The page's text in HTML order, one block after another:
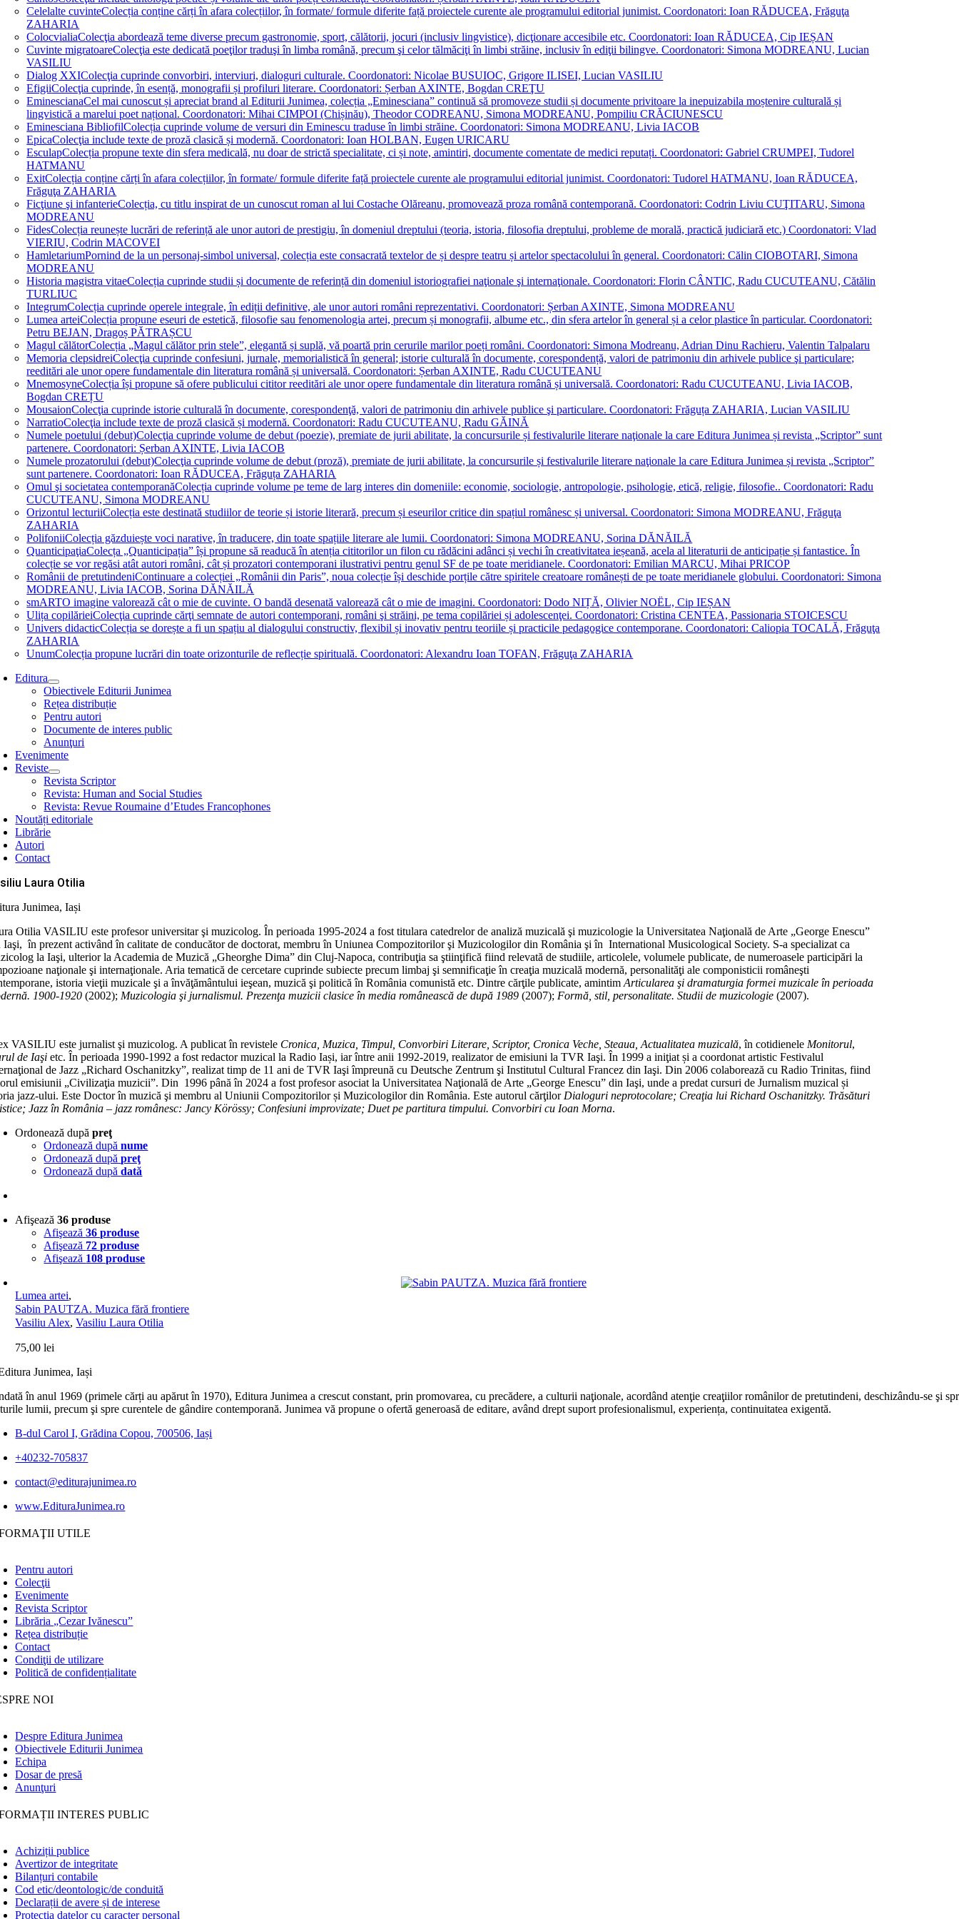
Celelalte cuvinteColecția conține cărți în afara colecțiilor, în formate/ formule diferite față proiectele curente ale programului editorial junimist. Coordonatori: Ioan RĂDUCEA, Frăguţa
ZAHARIA
ColocvialiaColecţia abordează teme diverse precum gastronomie, sport, călătorii, jocuri (inclusiv lingvistice), dicţionare accesibile etc. Coordonatori: Ioan RĂDUCEA, Cip IEȘAN
Cuvinte migratoareColecţia este dedicată poeţilor traduşi în limba română, precum şi celor tălmăciţi în limbi străine, inclusiv în ediţii bilingve. Coordonatori: Simona MODREANU, Lucian
VASILIU
Dialog XXIColecţia cuprinde convorbiri, interviuri, dialoguri culturale. Coordonatori: Nicolae BUSUIOC, Grigore ILISEI, Lucian VASILIU
EfigiiColecţia cuprinde, în esență, monografii și profiluri literare. Coordonatori: Șerban AXINTE, Bogdan CREŢU
EminescianaCel mai cunoscut și apreciat brand al Editurii Junimea, colecția „Eminesciana” continuă să promoveze studii și documente privitoare la inepuizabila moștenire culturală și
lingvistică a marelui poet național. Coordonatori: Mihai CIMPOI (Chișinău), Theodor CODREANU, Simona MODREANU, Pompiliu CRĂCIUNESCU
Eminesciana BibliofilColecția cuprinde volume de versuri din Eminescu traduse în limbi străine. Coordonatori: Simona MODREANU, Livia IACOB
EpicaColecţia include texte de proză clasică și modernă. Coordonatori: Ioan HOLBAN, Eugen URICARU
EsculapColecția propune texte din sfera medicală, nu doar de strictă specialitate, ci și note, amintiri, documente comentate de medici reputați. Coordonatori: Gabriel CRUMPEI, Tudorel
HATMANU
ExitColecția conține cărți în afara colecțiilor, în formate/ formule diferite față proiectele curente ale programului editorial junimist. Coordonatori: Tudorel HATMANU, Ioan RĂDUCEA,
Frăguţa ZAHARIA
Ficţiune şi infanterieColecția, cu titlu inspirat de un cunoscut roman al lui Costache Olăreanu, promovează proza română contemporană. Coordonatori: Codrin Liviu CUŢITARU, Simona
MODREANU
FidesColecția reunește lucrări de referință ale unor autori de prestigiu, în domeniul dreptului (teoria, istoria, filosofia dreptului, probleme de morală, practică judiciară etc.) Coordonatori: Vlad
VIERIU, Codrin MACOVEI
HamletariumPornind de la un personaj-simbol universal, colecția este consacrată textelor de și despre teatru și artelor spectacolului în general. Coordonatori: Călin CIOBOTARI, Simona
MODREANU
Historia magistra vitaeColecția cuprinde studii și documente de referință din domeniul istoriografiei naţionale şi internaţionale. Coordonatori: Florin CÂNTIC, Radu CUCUTEANU, Cătălin
TURLIUC
IntegrumColecția cuprinde operele integrale, în ediții definitive, ale unor autori români reprezentativi. Coordonatori: Șerban AXINTE, Simona MODREANU
Lumea arteiColecția propune eseuri de estetică, filosofie sau fenomenologia artei, precum și monografii, albume etc., din sfera artelor în general și a celor plastice în particular. Coordonatori:
Petru BEJAN, Dragoș PĂTRAȘCU
Magul călătorColecția „Magul călător prin stele”, elegantă și suplă, vă poartă prin cerurile marilor poeți români. Coordonatori: Simona Modreanu, Adrian Dinu Rachieru, Valentin Talpalaru
Memoria clepsidreiColecţia cuprinde confesiuni, jurnale, memorialistică în general; istorie culturală în documente, corespondență, valori de patrimoniu din arhivele publice şi particulare;
reeditări ale unor opere fundamentale din literatura română și universală. Coordonatori: Șerban AXINTE, Radu CUCUTEANU
MnemosyneColecția își propune să ofere publicului cititor reeditări ale unor opere fundamentale din literatura română și universală. Coordonatori: Radu CUCUTEANU, Livia IACOB,
Bogdan CREȚU
MousaionColecţia cuprinde istorie culturală în documente, corespondenţă, valori de patrimoniu din arhivele publice şi particulare. Coordonatori: Frăguța ZAHARIA, Lucian VASILIU
NarratioColecţia include texte de proză clasică și modernă. Coordonatori: Radu CUCUTEANU, Radu GĂINĂ
Numele poetului (debut)Colecţia cuprinde volume de debut (poezie), premiate de jurii abilitate, la concursurile și festivalurile literare naţionale la care Editura Junimea și revista „Scriptor” sunt
partenere. Coordonatori: Șerban AXINTE, Livia IACOB
Numele prozatorului (debut)Colecţia cuprinde volume de debut (proză), premiate de jurii abilitate, la concursurile și festivalurile literare naţionale la care Editura Junimea și revista „Scriptor”
sunt partenere. Coordonatori: Ioan RĂDUCEA, Frăguța ZAHARIA
Omul şi societatea contemporanăColecția cuprinde volume pe teme de larg interes din domeniile: economie, sociologie, antropologie, psihologie, etică, religie, filosofie.. Coordonatori: Radu
CUCUTEANU, Simona MODREANU
Orizontul lecturiiColecția este destinată studiilor de teorie și istorie literară, precum și eseurilor critice din spațiul românesc și universal. Coordonatori: Simona MODREANU, Frăguţa
ZAHARIA
PolifoniiColecția găzduiește voci narative, în traducere, din toate spațiile literare ale lumii. Coordonatori: Simona MODREANU, Sorina DĂNĂILĂ
QuanticipaţiaColecța „Quanticipația” își propune să readucă în atenția cititorilor un filon cu rădăcini adânci și vechi în creativitatea ieșeană, acela al literaturii de anticipație și fantastice. În
colecție se vor regăsi atât autori români, cât și prozatori contemporani ilustrativi pentru genul SF de pe toate meridianele. Coordonatori: Emilian MARCU, Mihai PRICOP
Românii de pretutindeniContinuare a colecției „Românii din Paris”, noua colecție își deschide porțile către spiritele creatoare românești de pe toate meridianele globului. Coordonatori: Simona
MODREANU, Livia IACOB, Sorina DĂNĂILĂ
smARTO imagine valorează cât o mie de cuvinte. O bandă desenată valorează cât o mie de imagini. Coordonatori: Dodo NIȚĂ, Olivier NOËL, Cip IEȘAN
Ulița copilărieiColecţia cuprinde cărţi semnate de autori contemporani, români şi străini, pe tema copilăriei și adolescenţei. Coordonatori: Cristina CENTEA, Passionaria STOICESCU
Univers didacticColecția se dorește a fi un spațiu al dialogului constructiv, flexibil și inovativ pentru teoriile și practicile pedagogice contemporane. Coordonatori: Caliopia TOCALĂ, Frăguţa
ZAHARIA
UnumColecția propune lucrări din toate orizonturile de reflecție spirituală. Coordonatori: Alexandru Ioan TOFAN, Frăguţa ZAHARIA
Editura
Obiectivele Editurii Junimea
Rețea distribuție
Pentru autori
Documente de interes public
Anunţuri
Evenimente
Reviste
Revista Scriptor
Revista: Human and Social Studies
Revista: Revue Roumaine d’Etudes Francophones
Noutăți editoriale
Librărie
Autori
Contact
Laura Otilia
Junimea, Iași
Otilia VASILIU este profesor universitar şi muzicolog. În perioada 1995-2024 a fost titulara catedrelor de analiză muzicală şi muzicologie la Universitatea Naţională de Arte „George Enescu”
Iaşi, în prezent activând în calitate de conducător de doctorat, membru în Uniunea Compozitorilor şi Muzicologilor din România şi în International Musicological Society. S-a specializat ca
la Iaşi, ulterior la Academia de Muzică „Gheorghe Dima” din Cluj-Napoca, contribuţia sa ştiinţifică fiind relevată de studiile, articolele, volumele publicate, de numeroasele participări la
naţionale şi internaţionale. Aria tematică de cercetare cuprinde subiecte precum limbaj şi semnificaţie în creaţia muzicală modernă, personalităţi ale componisticii româneşti
istoria vieţii muzicale şi a învăţământului ieşean, muzică şi politică în România comunistă etc. Dintre cărţile publicate, amintimArticularea şi dramaturgia formei muzicale în perioada
1900-1920 (2002); Muzicologia şi jurnalismul. Prezenţa muzicii clasice în media românească de după 1989 (2007); Formă, stil, personalitate. Studii de muzicologie(2007).
VASILIU este jurnalist şi muzicolog. A publicat în revistele Cronica, Muzica, Timpul, Convorbiri Literare, Scriptor, Cronica Veche, Steaua, Actualitatea muzicală, în cotidienele Monitorul,
de Iaşietc. În perioada 1990-1992 a fost redactor muzical la Radio Iași, iar între anii 1992-2019, realizator de emisiuni la TVR Iaşi. În 1999 a iniţiat și a coordonat artistic Festivalul
de Jazz „Richard Oschanitzky”, realizat timp de 11 ani de TVR Iaşi împreună cu Deutsche Zentrum şi Institutul Cultural Francez din Iaşi. Din 2006 colaborează cu Radio Trinitas, fiind
emisiunii „Civilizaţia muzicii”. Din 1996 până în 2024 a fost profesor asociat la Universitatea Naţională de Arte „George Enescu” din Iaşi, unde a predat cursuri de Jurnalism muzical și
jazz-ului. Este Doctor în muzică şi membru al Uniunii Compozitorilor și Muzicologilor din România. Este autorul cărţilor Dialoguri neprotocolare; Creaţia lui Richard Oschanitzky. Trăsături
Jazz în România – jazz românesc: Jancy Körössy; Confesiuni improvizate; Duet pe partitura timpului. Convorbiri cu Ioan Morna.
Ordonează dupăpreţ
Ordonează dupănume
Ordonează dupăpreţ
Ordonează dupădată
Afişează36 produse
Afişează36 produse
Afişează 72 produse
Afişează 108 produse
Lumea artei,
Sabin PAUTZA. Muzica fără frontiere
Vasiliu Alex,Vasiliu Laura Otilia
75,00lei
în anul 1969 (primele cărți au apărut în 1970), Editura Junimea a crescut constant, prin promovarea, cu precădere, a culturii naţionale, acordând atenţie creaţiilor românilor de pretutindeni, deschizându-se şi
lumii, precum şi spre curentele de gândire contemporană. Junimea vă propune o ofertă generoasă de editare, având drept suport profesionalismul, experiența, continuitatea exigentă.
B-dul Carol I, Grădina Copou, 700506, Iași
+40232-705837
contact@editurajunimea.ro
www.EdituraJunimea.ro
UTILE
Pentru autori
Colecţii
Evenimente
Revista Scriptor
Librăria „Cezar Ivănescu”
Rețea distribuție
Contact
Condiţii de utilizare
Politică de confidențialitate
NOI
Despre Editura Junimea
Obiectivele Editurii Junimea
Echipa
Dosar de presă
Anunţuri
INTERES PUBLIC
Achiziții publice
Avertizor de integritate
Bilanțuri contabile
Cod etic/deontologic/de conduită
Declarații de avere și de interese
Protecția datelor cu caracter personal